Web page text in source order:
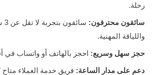
رحلة.
سائقون محترفون:
واللياقة المهنية.
حجز سهل وسريع: احجز بالهاتف أو واتساب في
دعم على مدار الساعة: